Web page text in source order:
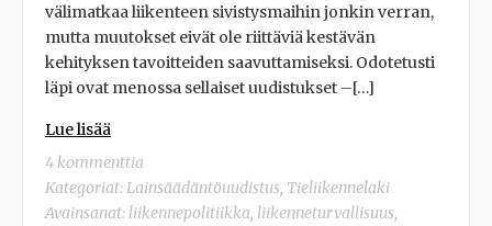
välimatkaa liikenteen sivistysmaihin jonkin verran,
mutta muutokset eivät ole riittäviä kestävän
kehityksen tavoitteiden saavuttamiseksi. Odotetusti
läpi ovat menossa sellaiset uudistukset –[…]
Lue lisää
4 kommenttia
Kategoriat: Lainsäädäntöuudistus Tieliikennelaki
Avainsanat: liikennepolitiikka liikenneturvallisuus